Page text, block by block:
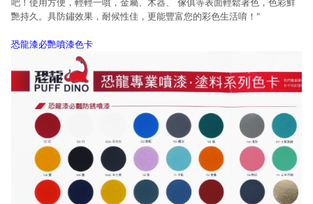
艷持久。具防鏽效果，耐候性佳，更能豐富您的彩色生活唷！"
恐龍漆必艷噴漆色卡